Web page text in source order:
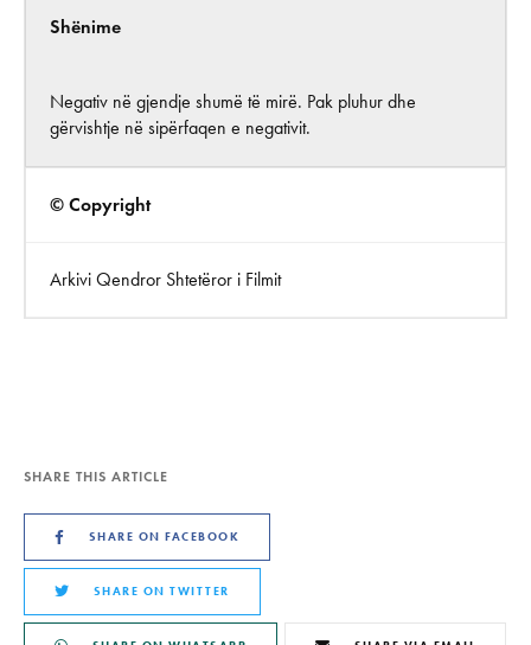
Shënime
Negativ në gjendje shumë të mirë. Pak pluhur dhe
gërvishtje në sipërfaqen e negativit.
© Copyright
Arkivi Qendror Shtetëror i Filmit
SHARE THIS ARTICLE
SHARE ON FACEBOOK
SHARE ON TWITTER